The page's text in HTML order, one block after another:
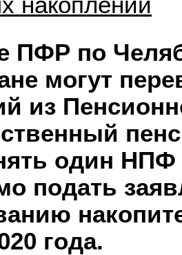
ПФР по
могут
из
один НПФ
подать
года.